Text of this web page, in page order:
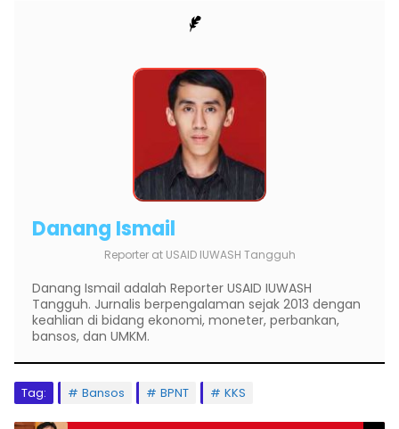
Danang Ismail
Reporter at USAID IUWASH Tangguh
Danang Ismail adalah Reporter USAID IUWASH
Tangguh. Jurnalis berpengalaman sejak 2013 dengan
keahlian di bidang ekonomi, moneter, perbankan,
bansos, dan UMKM.
Tag: Bansos BPNT KKS